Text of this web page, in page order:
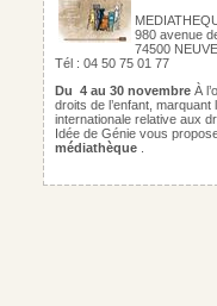
980 avenue
74500
Tél : 04 50 75 01 77
Du 4 au 30 novembre À
droits de l’enfant,
internationale relative aux
Idée de Génie vous
médiathèque